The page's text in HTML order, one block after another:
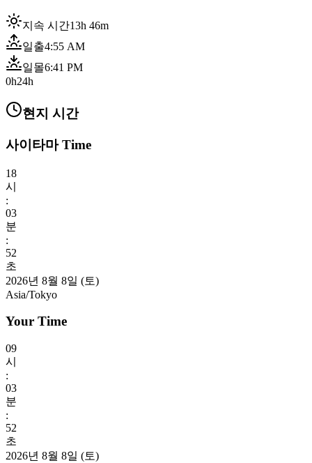
지속 시간13h 46m
일출4:55 AM
일몰6:41 PM
0h24h
현지 시간
사이타마 Time
18
시
:
03
분
:
54
초
2026년 8월 8일 (토)
Asia/Tokyo
Your Time
09
시
:
03
분
:
54
초
2026년 8월 8일 (토)